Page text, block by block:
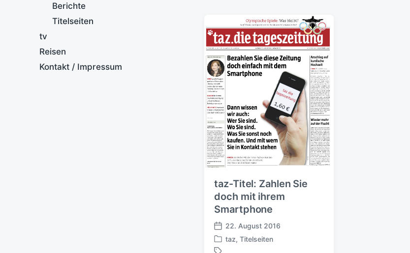
Berichte
Titelseiten
tv
Reisen
Kontakt / Impressum
taz-Titel: Zahlen Sie
doch mit ihrem
Smartphone
V
e
r
22. August 2016
V
taz,Titelseiten